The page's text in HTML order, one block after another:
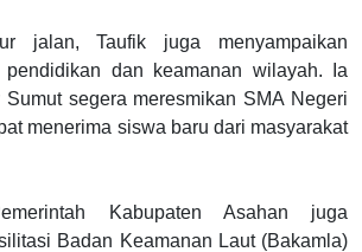
jalan, Taufik juga menyampaikan
dan keamanan wilayah. Ia
Sumut segera meresmikan SMA Negeri
menerima siswa baru dari masyarakat
Kabupaten Asahan juga
Badan Keamanan Laut (Bakamla)